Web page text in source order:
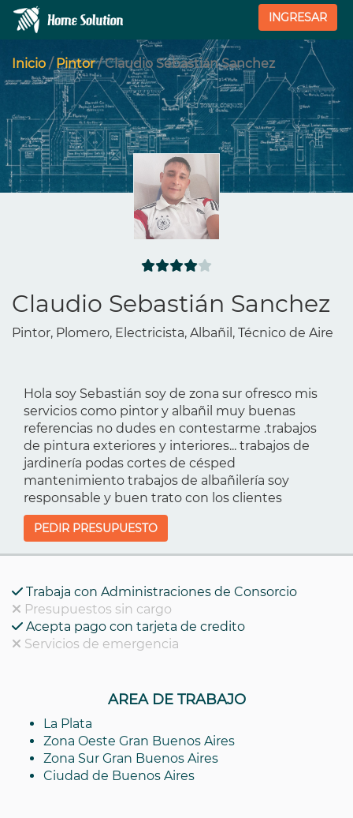
INGRESAR
Inicio / Pintor/ Claudio Sebastián Sanchez
Claudio Sebastián Sanchez
Pintor, Plomero, Electricista, Albañil, Técnico de Aire
Hola soy Sebastián soy de zona sur ofresco mis
servicios como pintor y albañil muy buenas
referencias no dudes en contestarme .trabajos
de pintura exteriores y interiores... trabajos de
jardinería podas cortes de césped
mantenimiento trabajos de albañilería soy
responsable y buen trato con los clientes
PEDIR PRESUPUESTO
Trabaja con Administraciones de Consorcio
Presupuestos sin cargo
Acepta pago con tarjeta de credito
Servicios de emergencia
AREA DE TRABAJO
La Plata
Zona Oeste Gran Buenos Aires
Zona Sur Gran Buenos Aires
Ciudad de Buenos Aires